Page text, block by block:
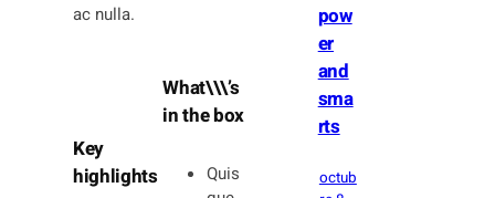
ac nulla.
Key
highlights
What\\\’s
in the box
Quis
pow
er
and
sma
rts
octub